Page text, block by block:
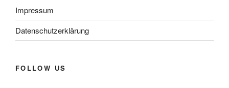
Impressum
Datenschutzerklärung
FOLLOW US